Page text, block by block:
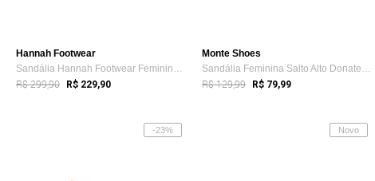
Hannah Footwear
Sandália Hannah Footwear Feminina Salto ...
R$ 299,90 R$ 229,90
Monte Shoes
Sandália Feminina Salto Alto Donatella S...
R$ 129,99 R$ 79,99
-23% Novo